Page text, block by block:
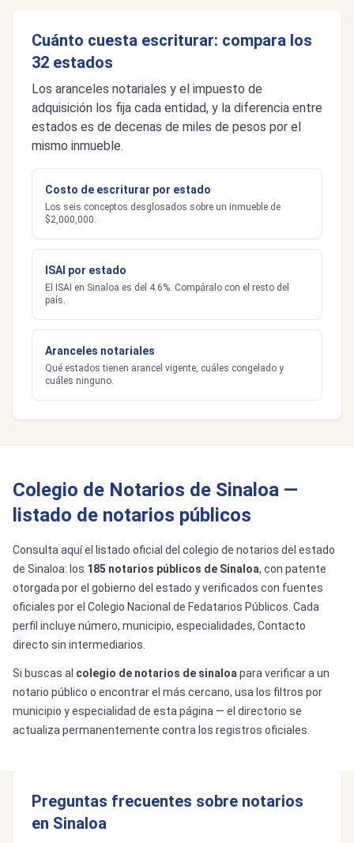
Cuánto cuesta escriturar: compara los
32 estados
Los aranceles notariales y el impuesto de
adquisición los fija cada entidad, y la diferencia entre
estados es de decenas de miles de pesos por el
mismo inmueble.
Costo de escriturar por estado
Los seis conceptos desglosados sobre un inmueble de
$2,000,000.
ISAI por estado
El ISAI en Sinaloa es del 4.6%. Compáralo con el resto del
país.
Aranceles notariales
Qué estados tienen arancel vigente, cuáles congelado y
cuáles ninguno.
Colegio de Notarios de Sinaloa —
listado de notarios públicos
Consulta aquí el listado oficial del colegio de notarios del estado
de Sinaloa: los 185 notarios públicos de Sinaloa, con patente
otorgada por el gobierno del estado y verificados con fuentes
oficiales por el Colegio Nacional de Fedatarios Públicos. Cada
perfil incluye número, municipio, especialidades, Contacto
directo sin intermediarios.
Si buscas al colegio de notarios de sinaloa para verificar a un
notario público o encontrar el más cercano, usa los filtros por
municipio y especialidad de esta página — el directorio se
actualiza permanentemente contra los registros oficiales.
Preguntas frecuentes sobre notarios
en Sinaloa